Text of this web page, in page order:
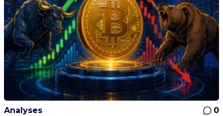
Analyses
0